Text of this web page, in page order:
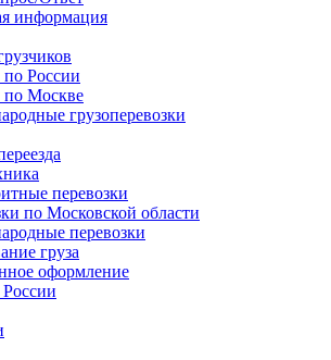
информация
России
Москве
грузоперевозки
перевозки
по Московской области
перевозки
груза
оформление